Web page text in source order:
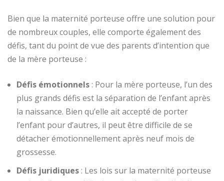
Bien que la maternité porteuse offre une solution pour
de nombreux couples, elle comporte également des
défis, tant du point de vue des parents d’intention que
de la mère porteuse :
Défis émotionnels: Pour la mère porteuse, l’un des
plus grands défis est la séparation de l’enfant après
la naissance. Bien qu’elle ait accepté de porter
l’enfant pour d’autres, il peut être difficile de se
détacher émotionnellement après neuf mois de
grossesse.
Défis juridiques: Les lois sur la maternité porteuse